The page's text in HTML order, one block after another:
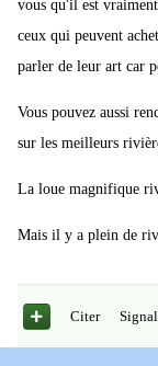
vous qu'il est
ceux qui peuvent
parler de leur art car
Vous pouvez aussi
sur les meilleurs
La loue magnifique
Mais il y a plein de
Citer